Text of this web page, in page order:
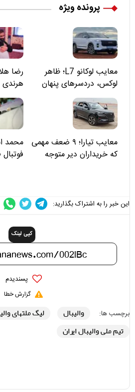
پرونده ویژه
معایب لوکانو L7؛ ظاهر
لوکس، دردسرهای پنهان
رضا
معایب تیارا؛ ۹ ضعف مهمی
که خریداران دیر متوجه
محمد
این خبر را به اشتراک بگذارید:
کپی لینک
پسندیدم
گزارش خطا
برچسب ها: والیبال
لیگ ملتهای
تیم ملی والیبال ایران